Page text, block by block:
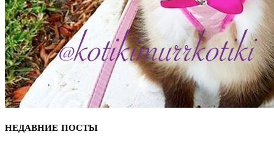
НЕДАВНИЕ ПОСТЫ